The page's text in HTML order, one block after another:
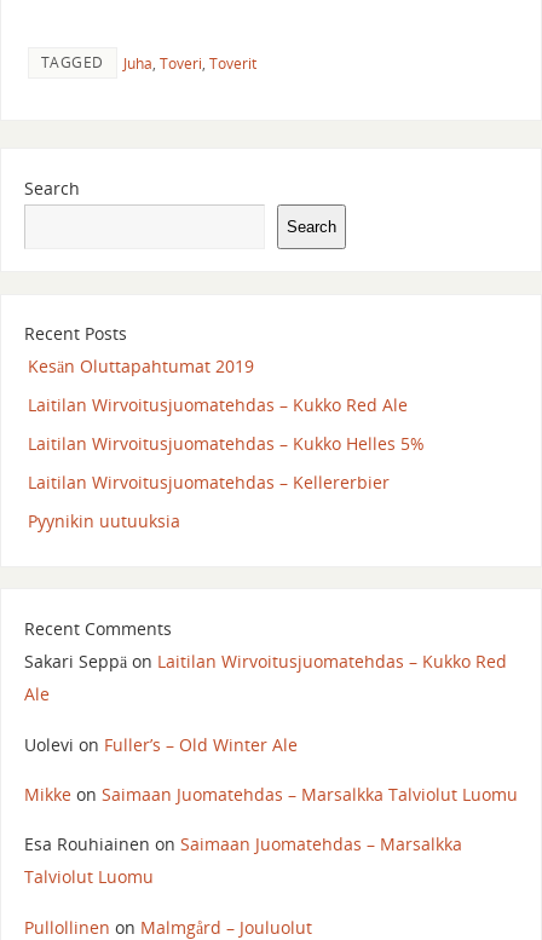
TAGGED Juha, Toveri, Toverit
Search
Search
Recent Posts
Kesän Oluttapahtumat 2019
Laitilan Wirvoitusjuomatehdas – Kukko Red Ale
Laitilan Wirvoitusjuomatehdas – Kukko Helles 5%
Laitilan Wirvoitusjuomatehdas – Kellererbier
Pyynikin uutuuksia
Recent Comments
Sakari Seppäon Laitilan Wirvoitusjuomatehdas – Kukko Red
Ale
Uolevi on Fuller’s – Old Winter Ale
Mikkeon Saimaan Juomatehdas – Marsalkka Talviolut Luomu
Esa Rouhiainen on Saimaan Juomatehdas – Marsalkka
Talviolut Luomu
Pullollinen on Malmgård – Jouluolut